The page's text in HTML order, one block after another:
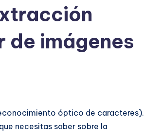
imágenes
óptico de caracteres).
necesitas saber sobre la